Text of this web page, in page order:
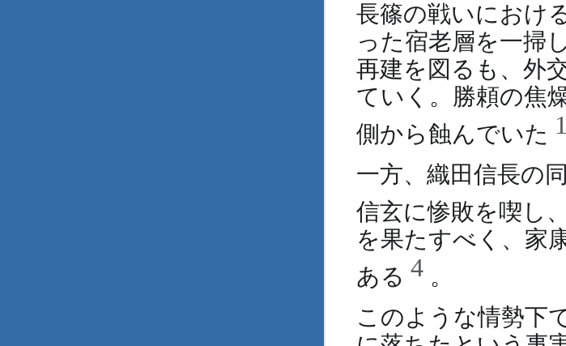
長篠の戦いにおけ
った宿老層を一掃
再建を図るも、外
ていく。勝頼の焦
側から蝕んでいた 1
一方、織田信長の
信玄に惨敗を喫し
を果たすべく、家
ある 4 。
このような情勢下